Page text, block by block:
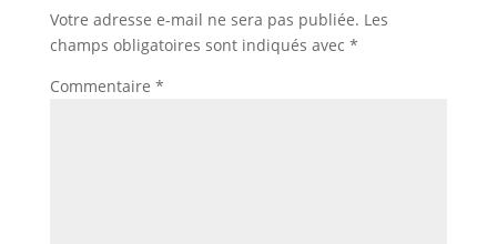
Votre adresse e-mail ne sera pas publiée. Les
champs obligatoires sont indiqués avec *
Commentaire *